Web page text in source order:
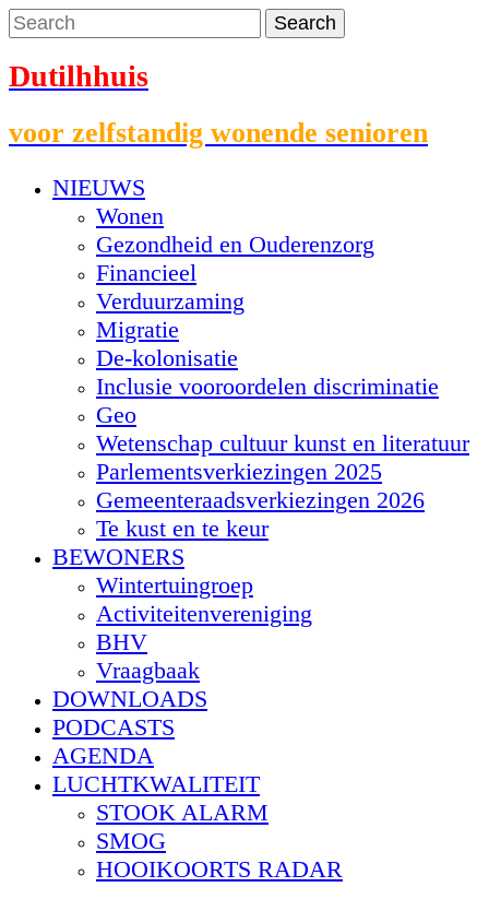
Dutilhhuis
voor zelfstandig wonende senioren
NIEUWS
Wonen
Gezondheid en Ouderenzorg
Financieel
Verduurzaming
Migratie
De-kolonisatie
Inclusie vooroordelen discriminatie
Geo
Wetenschap cultuur kunst en literatuur
Parlementsverkiezingen 2025
Gemeenteraadsverkiezingen 2026
Te kust en te keur
BEWONERS
Wintertuingroep
Activiteitenvereniging
BHV
Vraagbaak
DOWNLOADS
PODCASTS
AGENDA
LUCHTKWALITEIT
STOOK ALARM
SMOG
HOOIKOORTS RADAR